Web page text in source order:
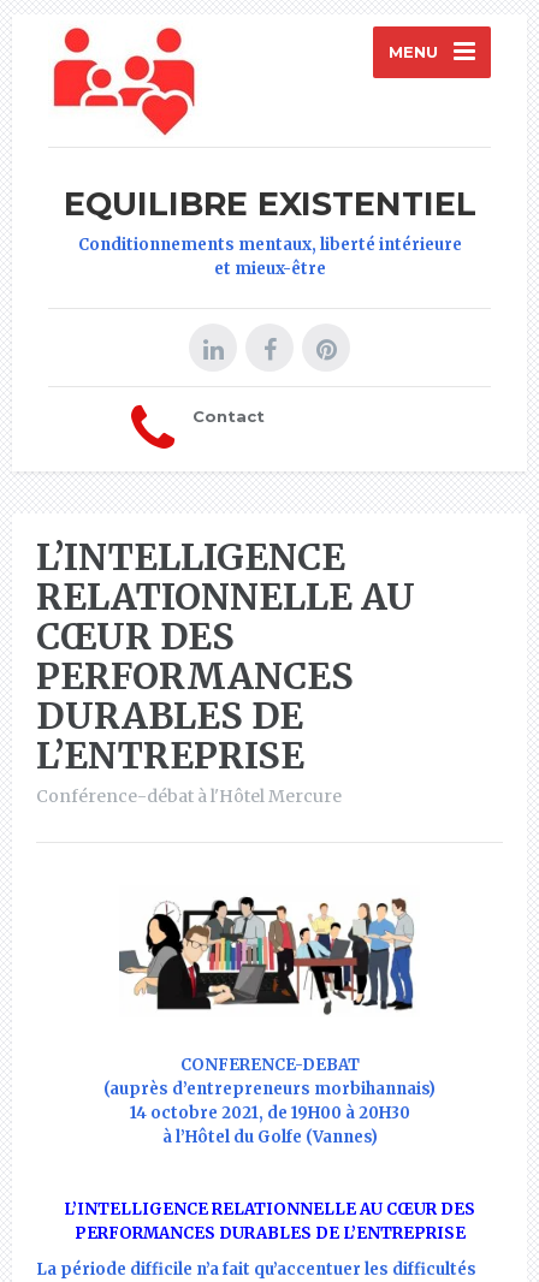
MENU
EQUILIBRE EXISTENTIEL
Conditionnements mentaux, liberté intérieure
et mieux-être
Contact
L’INTELLIGENCE
RELATIONNELLE AU
CŒUR DES
PERFORMANCES
DURABLES DE
L’ENTREPRISE
Conférence-débat à l'Hôtel Mercure
CONFERENCE-DEBAT
(auprès d’entrepreneurs morbihannais)
14 octobre 2021, de 19H00 à 20H30
à l’Hôtel du Golfe (Vannes)
L’INTELLIGENCE RELATIONNELLEAU CŒUR DES
PERFORMANCES DURABLES DE L’ENTREPRISE
La période difficile n’a fait qu’accentuer les difficultés